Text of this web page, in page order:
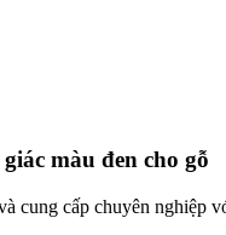
màu đen cho gỗ
cung cấp chuyên nghiệp